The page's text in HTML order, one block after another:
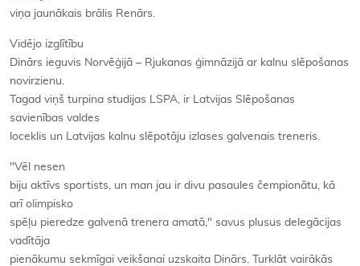
viņa jaunākais brālis Renārs.
Vidējo izglītību
Dinārs ieguvis Norvēģijā – Rjukanas ģimnāzijā ar kalnu slēpošanas
novirzienu.
Tagad viņš turpina studijas LSPA, ir Latvijas Slēpošanas
savienības valdes
loceklis un Latvijas kalnu slēpotāju izlases galvenais treneris.
"Vēl nesen
biju aktīvs sportists, un man jau ir divu pasaules čempionātu, kā
arī olimpisko
spēļu pieredze galvenā trenera amatā," savus plusus delegācijas
vadītāja
pienākumu sekmīgai veikšanai uzskaita Dinārs. Turklāt vairākās